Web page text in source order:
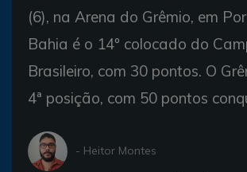
(6), na Arena do Grêmio, em
Bahia é o 14º colocado do
Brasileiro, com 30 pontos. O
4ª posição, com 50 pontos
- Heitor Montes